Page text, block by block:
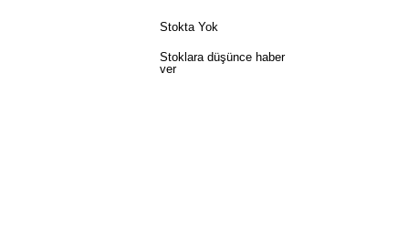
Stokta Yok
Stoklara düşünce haber
ver